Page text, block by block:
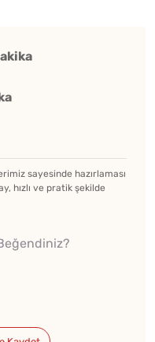
sayesinde hazırlaması
hızlı ve pratik şekilde